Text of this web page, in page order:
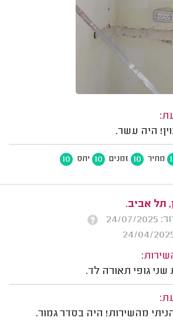
היה עשר.
מחיר 10 זמנים 10 יחס 10
תל אביב.
2025
גופי תאורה לד.
מהשירות! היה בסדר גמור.